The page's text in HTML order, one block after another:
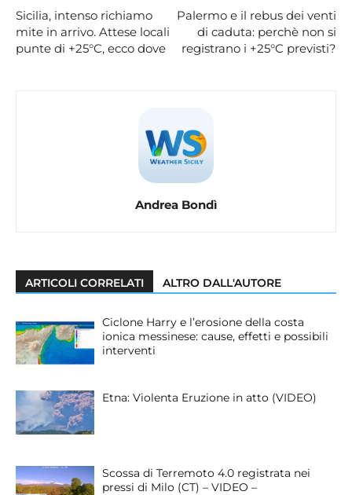
Sicilia, intenso richiamo
mite in arrivo. Attese locali
punte di +25°C, ecco dove
Palermo e il rebus dei venti
di caduta: perchè non si
registrano i +25°C previsti?
Andrea Bondì
ARTICOLI CORRELATI ALTRO DALL'AUTORE
Ciclone Harry e l’erosione della costa
ionica messinese: cause, effetti e possibili
interventi
Etna: Violenta Eruzione in atto (VIDEO)
Scossa di Terremoto 4.0 registrata nei
pressi di Milo (CT) – VIDEO –